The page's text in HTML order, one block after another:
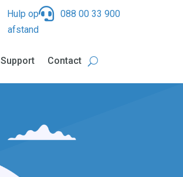
Hulp op
afstand
 088 00 33 900
Support Contact